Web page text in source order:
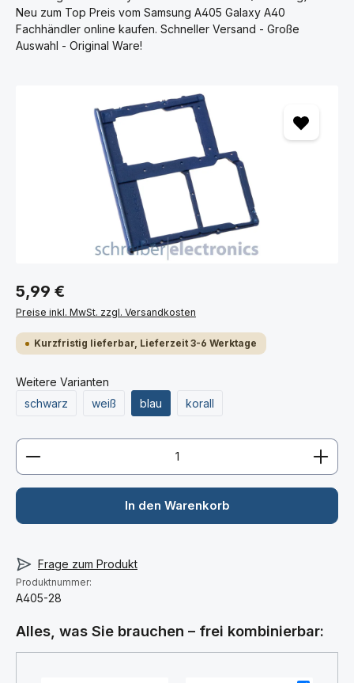
Neu zum Top Preis vom Samsung A405 Galaxy A40
Fachhändler online kaufen. Schneller Versand - Große
Auswahl - Original Ware!
5,99 €
Preise inkl. MwSt. zzgl. Versandkosten
Kurzfristig lieferbar, Lieferzeit 3-6 Werktage
Weitere Varianten
schwarz
weiß blau korall
Produkt Anzahl: Gib den gewünschten Wert ein
In den Warenkorb
Frage zum Produkt
Produktnummer:
A405-28
Alles, was Sie brauchen – frei kombinierbar: